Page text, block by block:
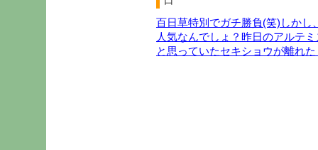
百日草特別でガチ勝負(笑)しかし
人気なんでしょ？昨日のアルテ
と思っていたセキショウが離れ